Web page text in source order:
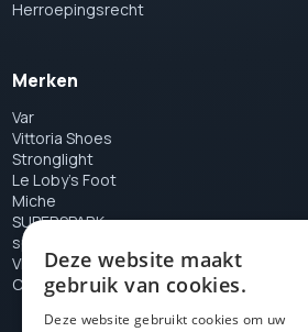
Herroepingsrecht
Merken
Var
Vittoria Shoes
Stronglight
Le Loby's Foot
Miche
SUPERSPARK
special tools
VELOX
Campagnolo
Deze website maakt
gebruik van cookies.
Deze website gebruikt cookies om uw